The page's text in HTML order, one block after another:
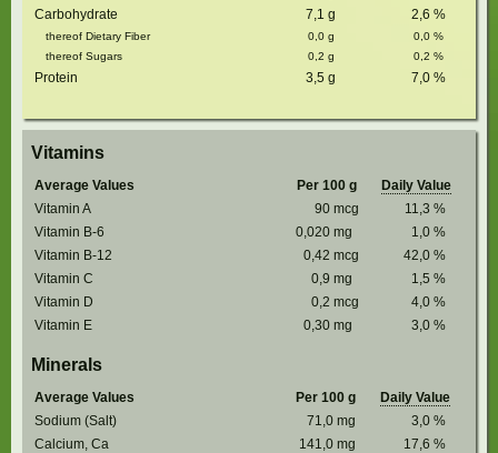
Carbohydrate 7,1 g 2,6 %
thereof Dietary Fiber 0,0 g 0,0 %
thereof Sugars
0,2 g 0,2 %
Protein 3,5 g 7,0 %
Vitamins
Average Values Per 100 g
Daily Value
Vitamin A
90 mcg 11,3 %
Vitamin B-6
0,020 mg 1,0 %
Vitamin B-12
0,42 mcg 42,0 %
Vitamin C
0,9 mg 1,5 %
Vitamin D
0,2 mcg 4,0 %
Vitamin E
0,30 mg 3,0 %
Minerals
Average Values Per 100 g
Daily Value
Sodium (Salt)
71,0 mg 3,0 %
Calcium, Ca
141,0 mg 17,6 %